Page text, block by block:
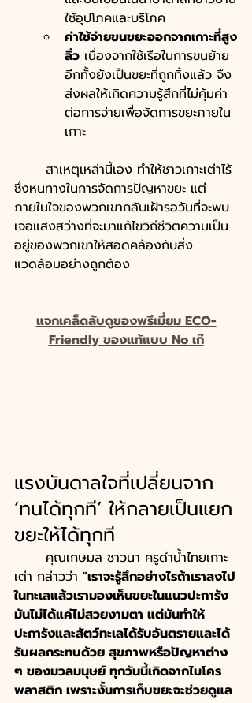
ใช้อุปโภคและบริโภค
ค่าใช้จ่ายขนขยะออกจากเกาะที่สูง
ลิ่ว เนื่องจากใช้เรือในการขนย้าย
อีกทั้งยังเป็นขยะที่ถูกทิ้งแล้ว จึง
ส่งผลให้เกิดความรู้สึกที่ไม่คุ้มค่า
ต่อการจ่ายเพื่อจัดการขยะภายใน
เกาะ
ซึ่งหนทางในการจัดการปัญหาขยะ แต่
ภายในใจของพวกเขากลับเฝ้ารอวันที่จะพบ
เจอแสงสว่างที่จะมาแก้ไขวิถีชีวิตความเป็น
อยู่ของพวกเขาให้สอดคล้องกับสิ่ง
แวดล้อมอย่างถูกต้อง
แจกเคล็ดลับดูของพรีเมี่ยม ECO-
Friendly ของแท้แบบ No เก๊
แรงบันดาลใจที่เปลี่ยนจาก
‘ทนได้ทุกที’ ให้กลายเป็นแยก
ขยะให้ได้ทุกที
เต่า กล่าวว่า "เราจะรู้สึกอย่างไรถ้าเราลงไป
ในทะเลแล้วเรามองเห็นขยะในแนวปะการัง
มันไม่ได้แค่ไม่สวยงามตา แต่มันทำให้
ปะการังและสัตว์ทะเลได้รับอันตรายและได้
รับผลกระทบด้วย สุขภาพหรือปัญหาต่าง
ๆ ของมวลมนุษย์ ทุกวันนี้เกิดจากไมโคร
พลาสติก เพราะงั้นการเก็บขยะจะช่วยดูแล